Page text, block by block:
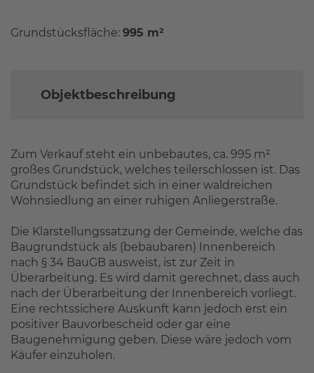
Grundstücksfläche: 995 m²
Objektbeschreibung
Zum Verkauf steht ein unbebautes, ca. 995 m²
großes Grundstück, welches teilerschlossen ist. Das
Grundstück befindet sich in einer waldreichen
Wohnsiedlung an einer ruhigen Anliegerstraße.
Die Klarstellungssatzung der Gemeinde, welche das
Baugrundstück als (bebaubaren) Innenbereich
nach § 34 BauGB ausweist, ist zur Zeit in
Überarbeitung. Es wird damit gerechnet, dass auch
nach der Überarbeitung der Innenbereich vorliegt.
Eine rechtssichere Auskunft kann jedoch erst ein
positiver Bauvorbescheid oder gar eine
Baugenehmigung geben. Diese wäre jedoch vom
Käufer einzuholen.